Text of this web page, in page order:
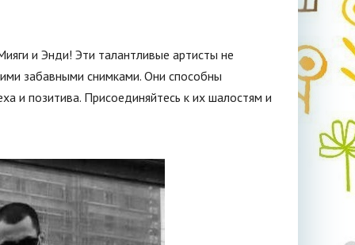
и Энди! Эти талантливые артисты не
забавными снимками. Они способны
и позитива. Присоединяйтесь к их шалостям и